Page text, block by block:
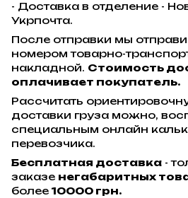
- Доставка в отделение -
Укрпочта.
После отправки мы
номером товарно-
накладной. Стоимость
оплачивает покупатель.
Рассчитать
доставки груза можно,
специальным онлайн
перевозчика.
Бесплатная доставка -
заказе негабаритных
более 10000 грн.